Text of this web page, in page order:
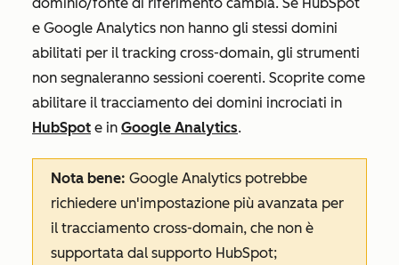
e Google Analytics non hanno gli stessi domini
abilitati per il tracking cross-domain, gli strumenti
non segnaleranno sessioni coerenti. Scoprite come
abilitare il tracciamento dei domini incrociati in
HubSpot e in Google Analytics.
Nota bene: Google Analytics potrebbe
richiedere un'impostazione più avanzata per
il tracciamento cross-domain, che non è
supportata dal supporto HubSpot;